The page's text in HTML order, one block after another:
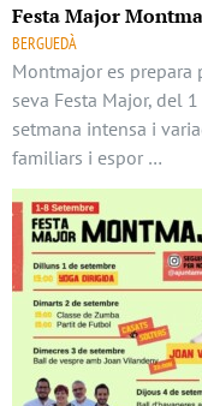
Festa Major
BERGUEDÀ
Montmajor es prepara
seva Festa Major, del
setmana intensa i
familiars i espor …